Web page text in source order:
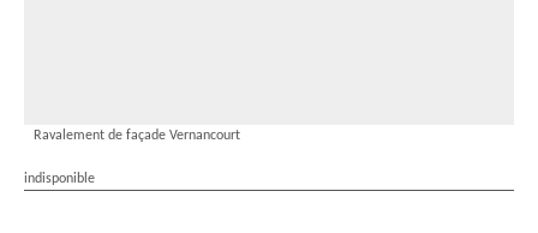
Ravalement de façade Vernancourt
indisponible